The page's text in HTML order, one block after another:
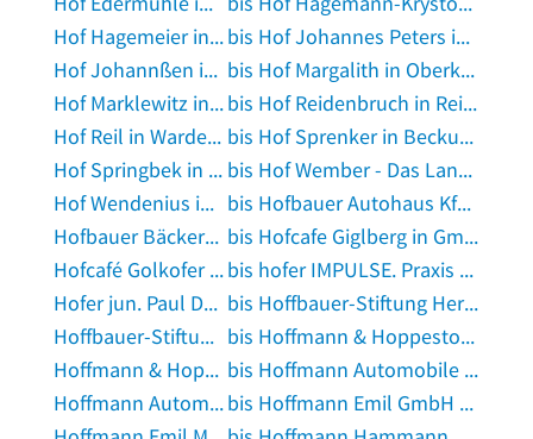
Hof Hagemeier in Rietberg
bis Hof Johannes Peters in Kaiser-Wilhelm-Koog
Hof Johannßen in Neufelderkoog
bis Hof Margalith in Oberkrämer
Hof Marklewitz in Lüchow, Wendland
bis Hof Reidenbruch in Reidenbruch
Hof Reil in Wardenburg
bis Hof Sprenker in Beckum, Westfalen
Hof Springbek in Wesenberg, Schleswig-Holstein
bis Hof Wember - Das Landlädchen in Datteln
Hof Wendenius in Hainau
bis Hofbauer Autohaus KfzBetrieb in Straubing
Hofbauer Bäckerei in Rotthalmünster
bis Hofcafe Giglberg in Gmund am Tegernsee
Hofcafé Golkofer Monika u. Johann März in Egling bei Wolfratshausen
bis hofer IMPULSE. Praxis für Psychotherapie & Hypnosetherapie in Amerdingen
Hofer jun. Paul Dachdeckermeister in Willich
bis Hoffbauer-Stiftung Hermannswerder Heilerziehungspflege-Fernunterricht in Potsdam
Hoffbauer-Stiftung Hermannswerder Technischer Leiter in Potsdam
bis Hoffmann & Hoppestock GmbH in Ilsenburg, Harz
Hoffmann & Hoppestock GmbH in Wernigerode
bis Hoffmann Automobile Inh. Frank Hoffmann in Langlingen bei Celle
Hoffmann Automobile Inh. Frank Hoffmann in Zweibrücken, Pfalz
bis Hoffmann Emil GmbH Kunststofftechnik in Schwäbisch Gmünd